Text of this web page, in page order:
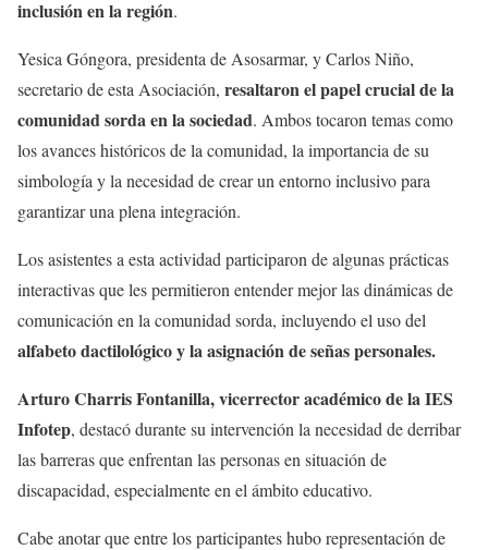
inclusión en la región.
Yesica Góngora, presidenta de Asosarmar, y Carlos Niño,
secretario de esta Asociación, resaltaron el papel crucial de la
comunidad sorda en la sociedad. Ambos tocaron temas como
los avances históricos de la comunidad, la importancia de su
simbología y la necesidad de crear un entorno inclusivo para
garantizar una plena integración.
Los asistentes a esta actividad participaron de algunas prácticas
interactivas que les permitieron entender mejor las dinámicas de
comunicación en la comunidad sorda, incluyendo el uso del
alfabeto dactilológico y la asignación de señas personales.
Arturo Charris Fontanilla, vicerrector académico de la IES
Infotep, destacó durante su intervención la necesidad de derribar
las barreras que enfrentan las personas en situación de
discapacidad, especialmente en el ámbito educativo.
Cabe anotar que entre los participantes hubo representación de